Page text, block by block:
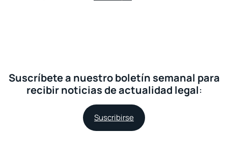
Suscríbete a nuestro boletín semanal para
recibir noticias de actualidad legal:
Suscribirse